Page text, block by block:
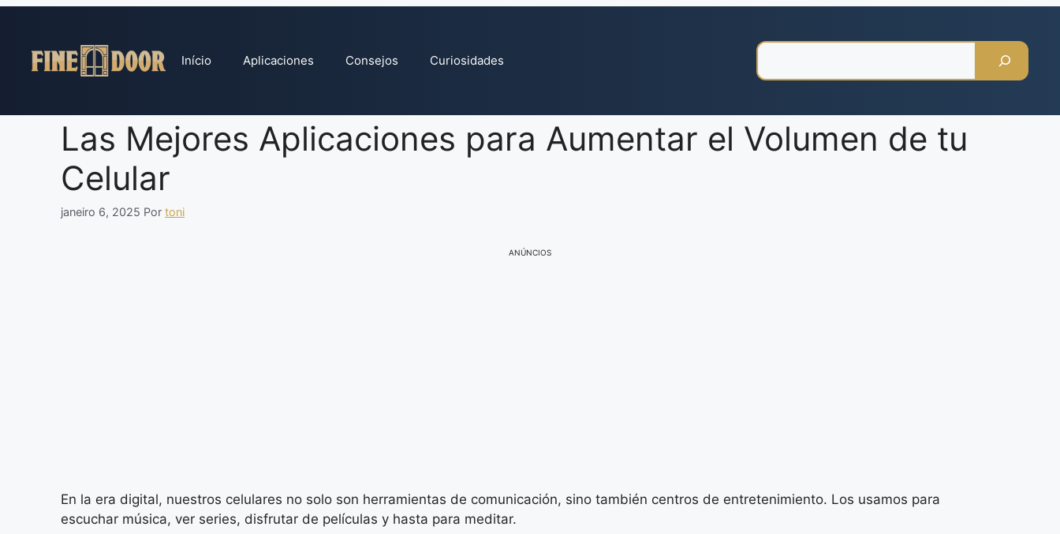
conteúdo
Início Aplicaciones Consejos Curiosidades
Las Mejores Aplicaciones para Aumentar el Volumen de tu
Celular
janeiro 6, 2025 Por toni
ANÚNCIOS
En la era digital, nuestros celulares no solo son herramientas de comunicación, sino también centros de entretenimiento. Los usamos para
escuchar música, ver series, disfrutar de películas y hasta para meditar.